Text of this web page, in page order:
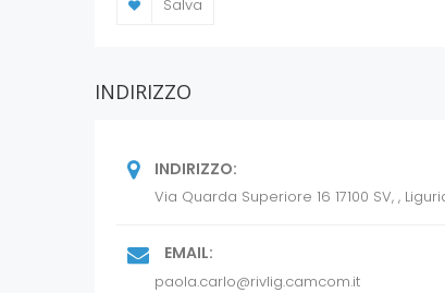
Nell’ambito delle attività
finanziari/agevolazioni, servizi di
Salva
INDIRIZZO
INDIRIZZO:
Via Quarda Superiore 16 17100 SV, ,
EMAIL:
paola.carlo@rivlig.camcom.it